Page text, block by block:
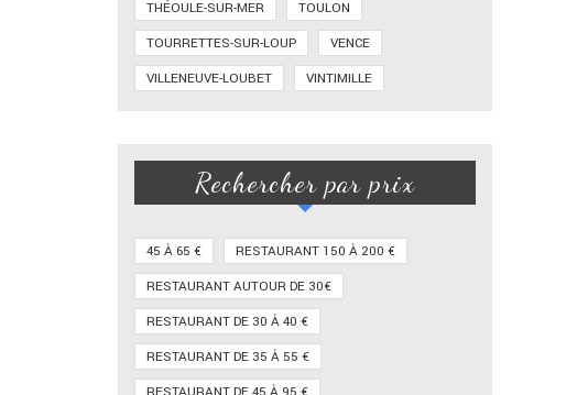
THÉOULE-SUR-MER
TOULON
TOURRETTES-SUR-LOUP
VENCE
VILLENEUVE-LOUBET
VINTIMILLE
Rechercher par prix
45 À 65 €
RESTAURANT 150 À 200 €
RESTAURANT AUTOUR DE 30€
RESTAURANT DE 30 À 40 €
RESTAURANT DE 35 À 55 €